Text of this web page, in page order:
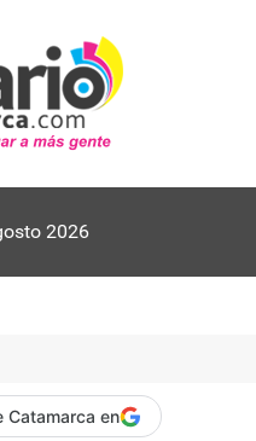
2026
Catamarca en